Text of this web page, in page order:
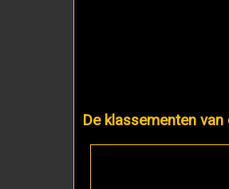
De klassementen